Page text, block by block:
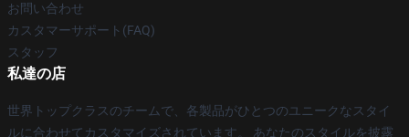
お問い合わせ
カスタマーサポート(FAQ)
スタッフ
私達の店
世界トップクラスのチームで、各製品がひとつのユニークなスタイ
ルに合わせてカスタマイズされています。 あなたのスタイルを披露